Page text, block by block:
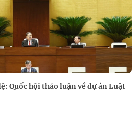
Quốc hội thảo luận về dự án Luật